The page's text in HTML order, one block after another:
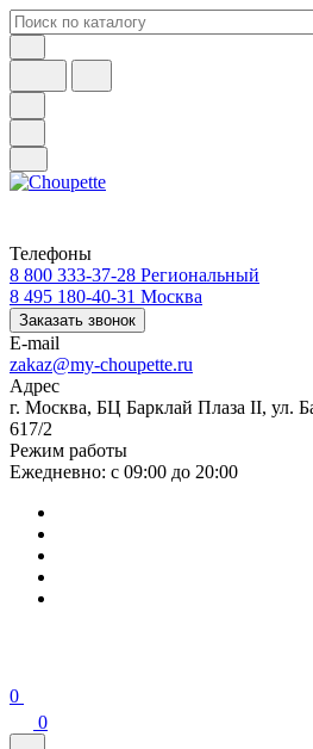
Телефоны
8 800 333-37-28 Региональный
8 495 180-40-31 Москва
Заказать звонок
E-mail
zakaz@my-choupette.ru
Адрес
г. Москва, БЦ Барклай Плаза II, ул.
617/2
Режим работы
Ежедневно: с 09:00 до 20:00
0
0